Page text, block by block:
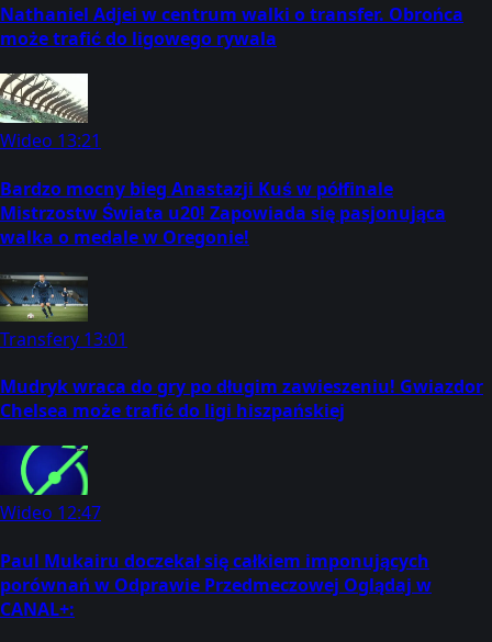
Nathaniel Adjei w centrum walki o transfer. Obrońca
może trafić do ligowego rywala
Wideo 13:21
Bardzo mocny bieg Anastazji Kuś w półfinale
Mistrzostw Świata u20! Zapowiada się pasjonująca
walka o medale w Oregonie!
Transfery 13:01
Mudryk wraca do gry po długim zawieszeniu! Gwiazdor
Chelsea może trafić do ligi hiszpańskiej
Wideo 12:47
Paul Mukairu doczekał się całkiem imponujących
porównań w Odprawie Przedmeczowej Oglądaj w
CANAL+: